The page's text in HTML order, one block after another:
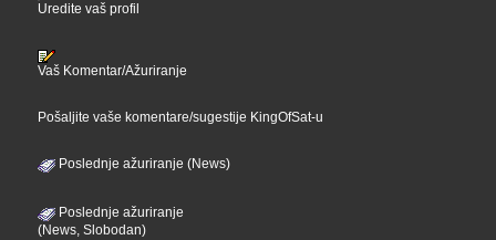
Uredite vaš profil
Vaš Komentar/Ažuriranje
Pošaljite vaše komentare/sugestije KingOfSat-u
Poslednje ažuriranje (News)
Poslednje ažuriranje
(News, Slobodan)